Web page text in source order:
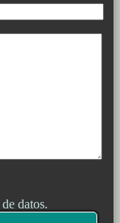
de datos.